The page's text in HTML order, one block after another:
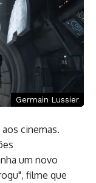
Germain Lussier
cinemas.
um novo
filme que